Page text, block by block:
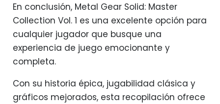
En conclusión, Metal Gear Solid: Master
Collection Vol. 1 es una excelente opción para
cualquier jugador que busque una
experiencia de juego emocionante y
completa.
Con su historia épica, jugabilidad clásica y
gráficos mejorados, esta recopilación ofrece